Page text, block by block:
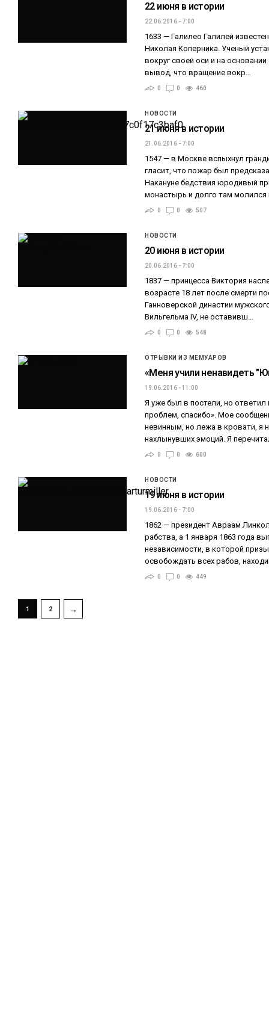
22 июня в истории
22.06.2016 - 7:00
1633 — Галилео Галилей
Николая Коперника. Ученый
вокруг своей оси и на
вывод, что вращение вокр…
0 0 460
НОВОСТИ
21 июня в истории
21.06.2016 - 7:00
1547 — в Москве вспыхнул
гласит, что пожар был
Накануне бедствия юродивый
монастырь и долго там
0 0 507
НОВОСТИ
20 июня в истории
20.06.2016 - 7:00
1837 — принцесса Виктория
возрасте 18 лет после смерти
Ганноверской династии
Вильгельма IV, не оставивш…
0 0 548
ОТРЫВКИ ИЗ МЕМУАРОВ
«Меня учили ненавидеть
19.06.2016 - 11:00
Я уже был в постели, но ответил
проблем, спасибо». Мое
невинным, но лежа в кровати, я
нахлынувших эмоций. Я
0 0 600
НОВОСТИ
19 июня в истории
19.06.2016 - 7:00
1862 — президент Авраам
рабства, а 1 января 1863 года
независимости, в которой
освобождать всех рабов,
0 0 449
1 2 →